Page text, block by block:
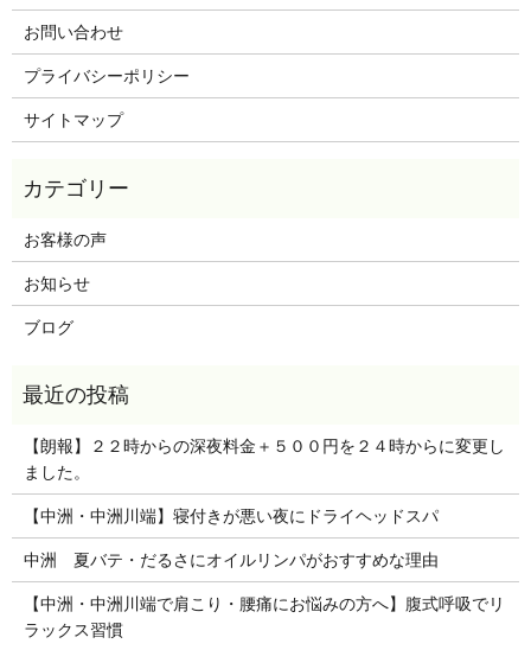
お問い合わせ
プライバシーポリシー
サイトマップ
お客様の声
お知らせ
ブログ
【朗報】２２時からの深夜料金＋５００円を２４時からに変更し
ました。
【中洲・中洲川端】寝付きが悪い夜にドライヘッドスパ
中洲 夏バテ・だるさにオイルリンパがおすすめな理由
【中洲・中洲川端で肩こり・腰痛にお悩みの方へ】腹式呼吸でリ
ラックス習慣